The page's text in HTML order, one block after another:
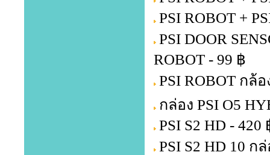
PSI ROBOT +
PSI DOOR
ROBOT - 99 ฿
PSI ROBOT กล้
กล่อง PSI O5
PSI S2 HD - 420
PSI S2 HD 10 ก